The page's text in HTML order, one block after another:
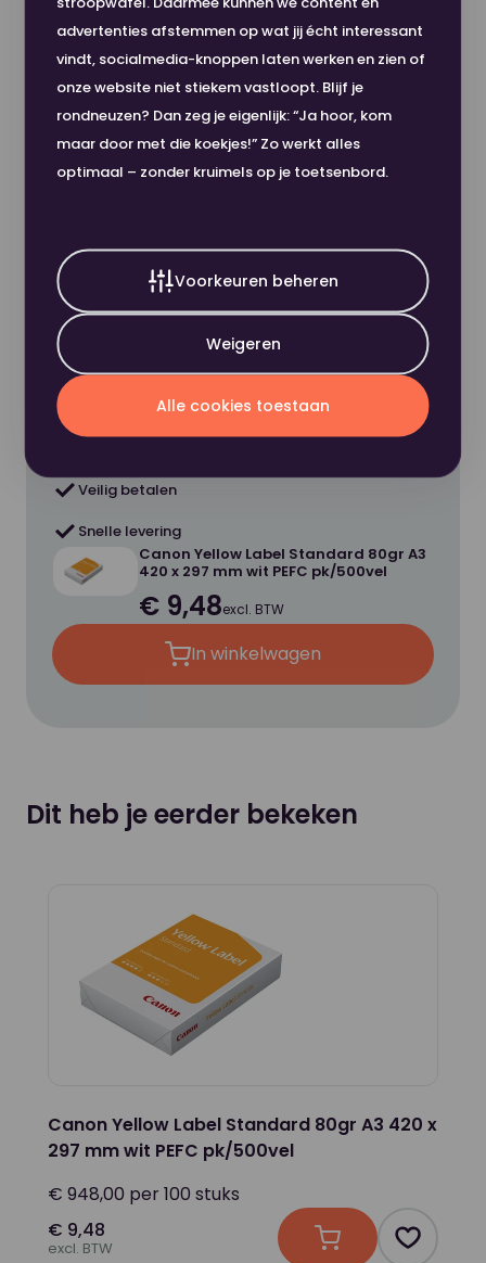
advertenties afstemmen op wat jij écht interessant
vindt, socialmedia-knoppen laten werken en zien of
onze website niet stiekem vastloopt. Blijf je
rondneuzen? Dan zeg je eigenlijk: “Ja hoor, kom
maar door met die koekjes!” Zo werkt alles
optimaal – zonder kruimels op je toetsenbord.
Voorkeuren beheren
Weigeren
Alle cookies toestaan
Dikte 104 µm
Gewicht
80
gm2
Kleur Wit
MilieucertificatenECF | Europese Ecolabel | EMAS |
PEFC
Witheid (CIE)
Looprichting BL
Opaciteit
Merk Canon
Afdrukvolume p/m 0
Aantal cartridges /
0
Lengte
Afmeting 420
Formaat A3
Gewicht (grams/m2) 80 gm2
Wit
Milieucertificaten
ECF | Europese Ecolabel |
EMAS | PEFC
Toon meer
Nou, dit wordt 'm!
Veilig betalen
Snelle levering
Canon Yellow Label Standard 80gr A3
420 x 297 mm wit PEFC pk/500vel
€ 9,48excl. BTW
In winkelwagen
Dit heb je eerder bekeken
Canon Yellow Label Standard 80gr A3 420 x
297 mm wit PEFC pk/500vel
€ 948,00 per 100 stuks
€ 9,48
excl. BTW In winkelwagen
Product